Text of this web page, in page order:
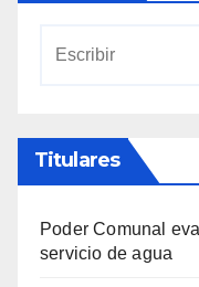
Titulares
Poder Comunal
servicio de agua